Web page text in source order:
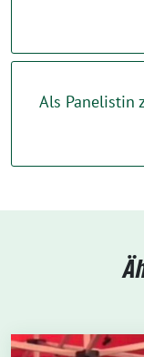
Als Panelistin